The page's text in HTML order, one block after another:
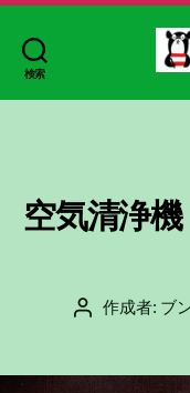
検索
空気清浄
投
作成者: ブ